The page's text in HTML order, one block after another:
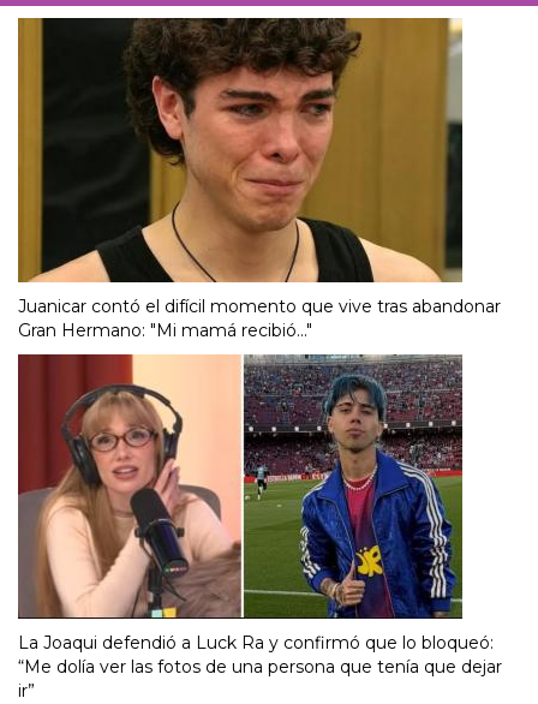
Juanicar contó el difícil momento que vive tras abandonar
Gran Hermano: "Mi mamá recibió..."
La Joaqui defendió a Luck Ra y confirmó que lo bloqueó:
“Me dolía ver las fotos de una persona que tenía que dejar
ir”